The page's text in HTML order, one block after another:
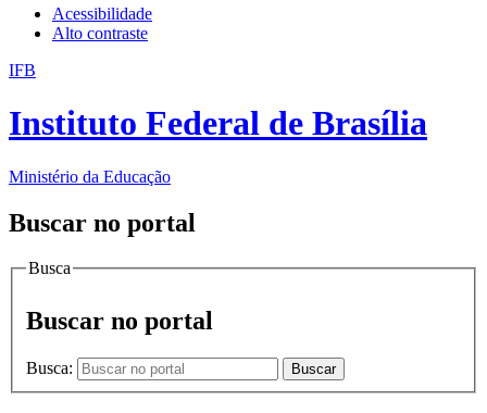
Acessibilidade
Alto contraste
IFB
Instituto Federal de Brasília
Ministério da Educação
Buscar no portal
Busca
Buscar no portal
Busca: Buscar